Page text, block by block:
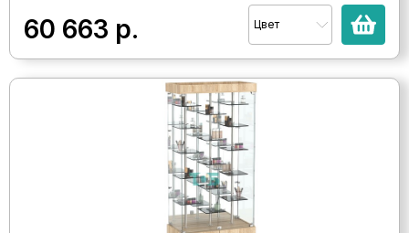
60 663 р. Цвет